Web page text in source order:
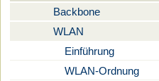
Backbone
WLAN
Einführung
WLAN-Ordnung